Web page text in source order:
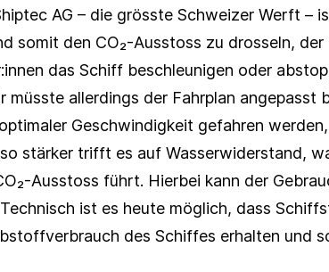
AG – die grösste Schweizer Werft –
somit den CO₂-Ausstoss zu drosseln,
das Schiff beschleunigen oder
allerdings der Fahrplan angepasst
Geschwindigkeit gefahren
stärker trifft es auf Wasserwiderstand,
Ausstoss führt. Hierbei kann der
ist es heute möglich, dass
des Schiffes erhalten und